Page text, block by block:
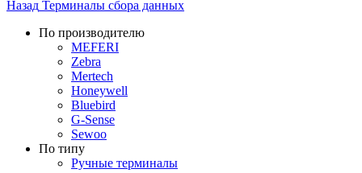
Назад Терминалы сбора данных
По производителю
MEFERI
Zebra
Mertech
Honeywell
Bluebird
G-Sense
Sewoo
По типу
Ручные терминалы